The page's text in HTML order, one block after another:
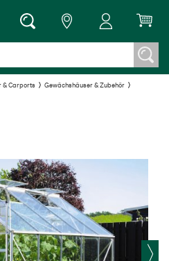
& Carports
Gewächshäuser & Zubehör